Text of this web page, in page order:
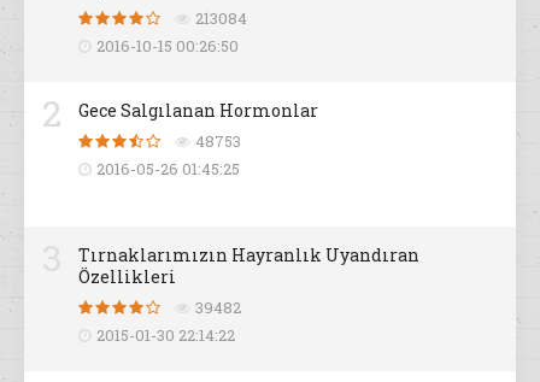
213084
2016-10-15 00:26:50
2 Gece Salgılanan Hormonlar
48753
2016-05-26 01:45:25
Tırnaklarımızın Hayranlık Uyandıran
Özellikleri
39482
2015-01-30 22:14:22